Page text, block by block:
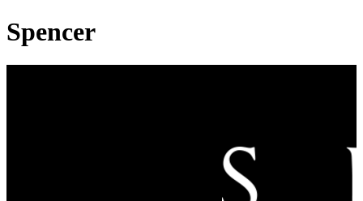
Spencer